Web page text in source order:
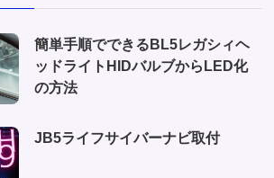
簡単手順でできるBL5レガシィヘ
ッドライトHIDバルブからLED化
の方法
JB5ライフサイバーナビ取付